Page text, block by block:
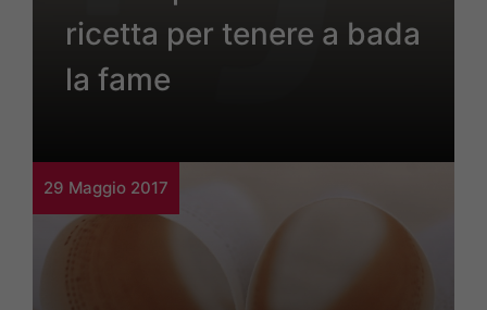
ricetta per tenere a bada
la fame
29 Maggio 2017